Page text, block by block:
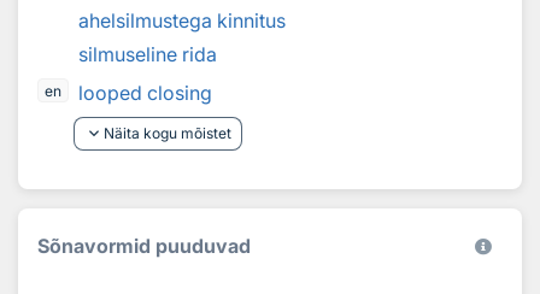
ahelsilmustega kinnitus
silmuseline rida
en
looped closing
keyboard_arrow_down Näita kogu mõistet
Sõnavormid puuduvad